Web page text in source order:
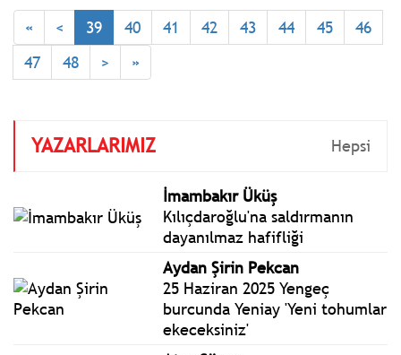
Fransa maçıyla başlıyor.
Turnuvada kalan 8 takım ve
« < 39 40 41 42 43 44 45
46
47
48 > »
YAZARLARIMIZ Hepsi
İmambakır Üküş
Kılıçdaroğlu'na saldırmanın
dayanılmaz hafifliği
Aydan Şirin Pekcan
25 Haziran 2025 Yengeç
burcunda Yeniay 'Yeni tohumlar
ekeceksiniz'